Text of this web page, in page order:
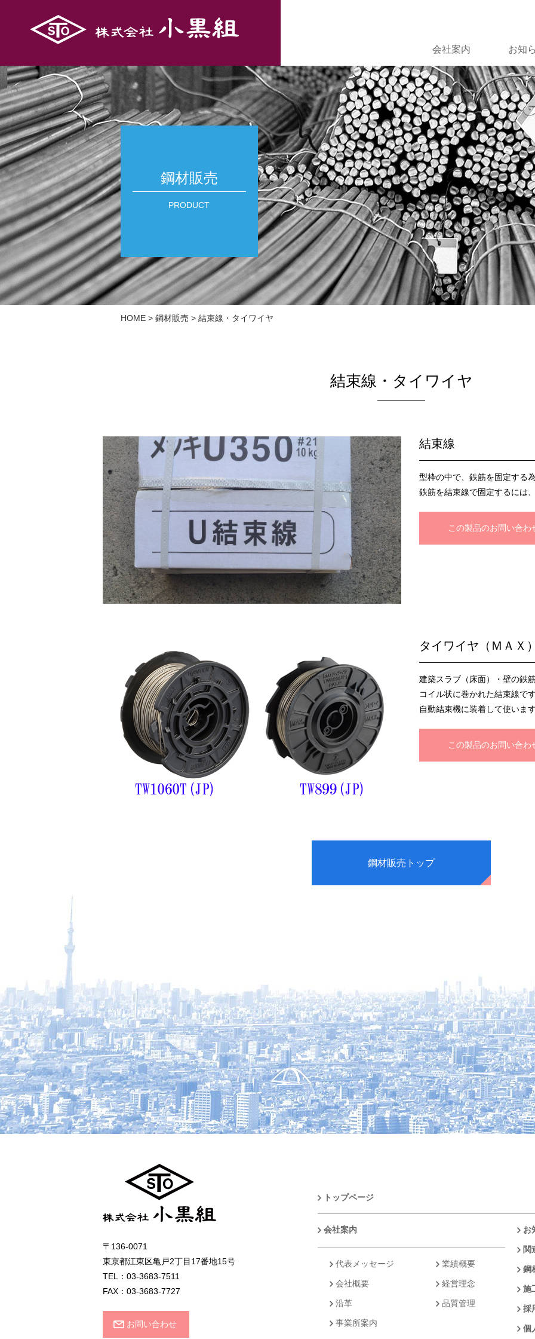
会社案内 お知
鋼材販売
PRODUCT
HOME> 鋼材販売 > 結束線・タイワイヤ
結束線・タイワイヤ
結束線
型枠の中で、鉄筋を固定する
鉄筋を結束線で固定するには
この製品のお問い合わ
タイワイヤ（ＭＡＸ）
建築スラブ（床面）・壁の鉄
コイル状に巻かれた結束線です
自動結束機に装着して使います
この製品のお問い合わ
鋼材販売トップ
〒136-0071
東京都江東区亀戸2丁目17番地15号
TEL：03-3683-7511
FAX：03-3683-7727
お問い合わせ
トップページ
会社案内 お
関
鋼
施
採
個
代表メッセージ
会社概要
沿革
事業所案内
業績概要
経営理念
品質管理